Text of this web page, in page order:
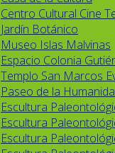
Centro Cultural Cine
Jardín Botánico
Museo Islas Malvinas
Espacio Colonia
Templo San Marcos
Paseo de la
Escultura
Escultura
Escultura